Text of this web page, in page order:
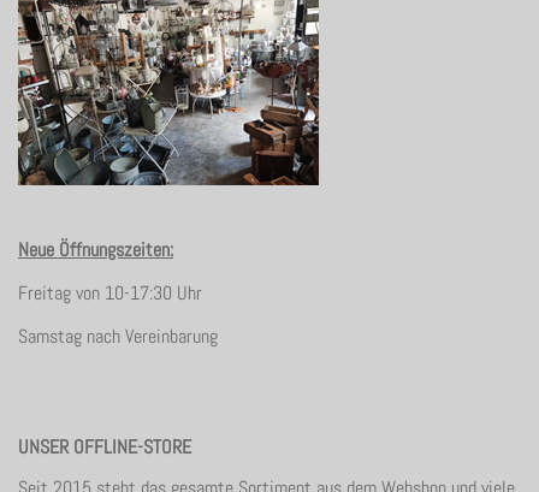
Neue Öffnungszeiten:
Freitag von 10-17:30 Uhr
Samstag nach Vereinbarung
UNSER OFFLINE-STORE